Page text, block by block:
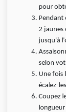
pour
Pendant
2 jaunes
jusqu'à
selon
Une fois
écalez-
Coupez
longueur